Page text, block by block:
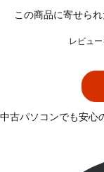
この商品に寄せら
レビュ
中古パソコンでも安心